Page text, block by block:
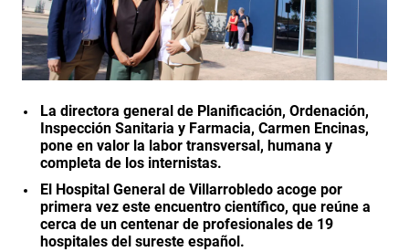
La directora general de Planificación, Ordenación,
Inspección Sanitaria y Farmacia, Carmen Encinas,
pone en valor la labor transversal, humana y
completa de los internistas.
El Hospital General de Villarrobledo acoge por
primera vez este encuentro científico, que reúne a
cerca de un centenar de profesionales de 19
hospitales del sureste español.